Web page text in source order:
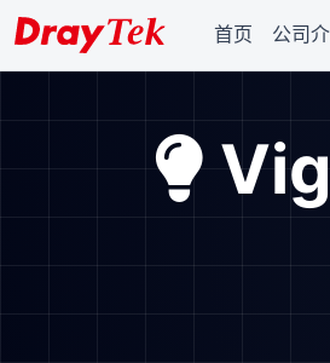
首页 公司